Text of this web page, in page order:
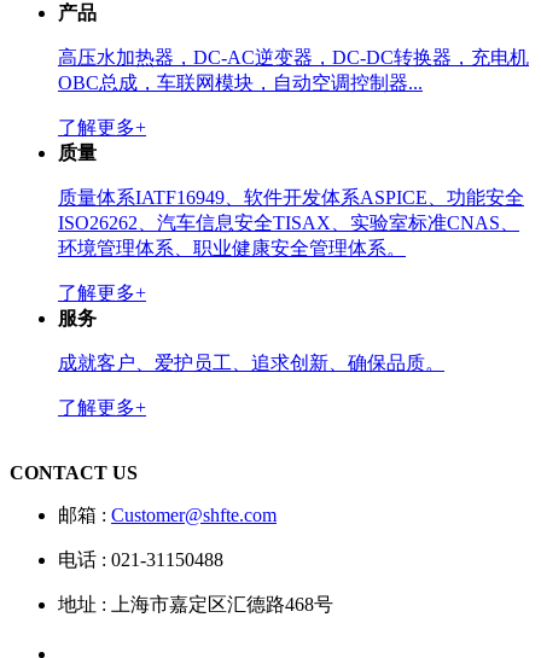
产品
高压水加热器，DC-AC逆变器，DC-DC转换器，充电机
OBC总成，车联网模块，自动空调控制器...
了解更多+
质量
质量体系IATF16949、软件开发体系ASPICE、功能安全
ISO26262、汽车信息安全TISAX、实验室标准CNAS、
环境管理体系、职业健康安全管理体系。
了解更多+
服务
成就客户、爱护员工、追求创新、确保品质。
了解更多+
CONTACT US
邮箱 : Customer@shfte.com
电话 : 021-31150488
地址 : 上海市嘉定区汇德路468号